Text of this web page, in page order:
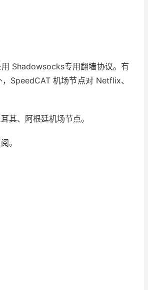
Shadowsocks专用翻墙协议。有
SpeedCAT 机场节点对 Netflix、
其、阿根廷机场节点。
。